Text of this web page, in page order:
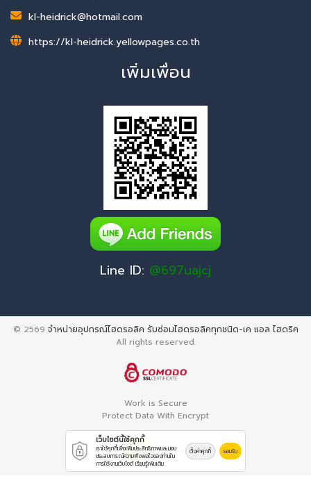
kl-heidrick@hotmail.com
https://kl-heidrick.yellowpages.co.th
เพิ่มเพื่อน
Line ID: @697uajcj
© 2569 จำหน่ายอุปกรณ์ไฮดรอลิค รับซ่อมไฮดรอลิคทุกชนิด-เค แอล ไฮดริค
All rights reserved.
Work is Secure
Protect Data With Encrypt
เว็บไซต์นี้ใช้คุกกี้
เราใช้คุกกี้เพื่อเพิ่มประสิทธิภาพและมอบ
ประสบการณ์ความพึงพอใจของท่านใน
การใช้งานเว็บไซต์เรียนรู้เพิ่มเติม
ตั้งค่าคุกกี้ ยอมรับ